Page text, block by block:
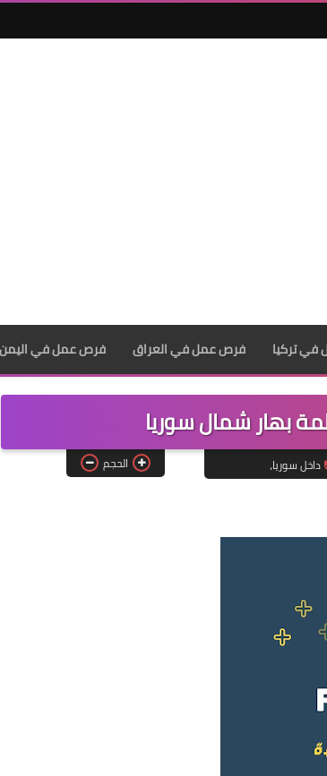
تركيا فرص عمل في العراق فرص عمل في اليمن
بهار شمال سوريا
داخل سوريا، الحجم